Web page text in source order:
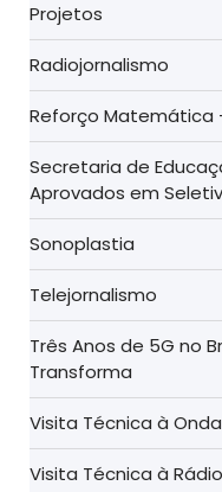
Projetos
Radiojornalismo
Reforço Matemática
Secretaria de
Aprovados em
Sonoplastia
Telejornalismo
Três Anos de 5G no
Transforma
Visita Técnica à
Visita Técnica à